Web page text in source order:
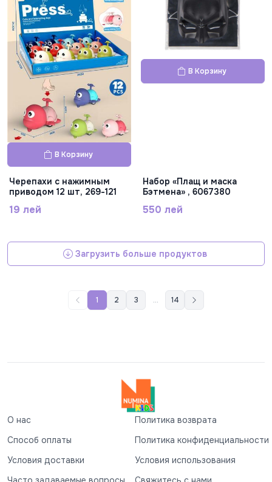
В Корзину
Черепахи с нажимным
приводом 12 шт, 269-121
19 лей
В Корзину
Набор «Плащ и маска
Бэтмена» , 6067380
550 лей
Загрузить больше продуктов
1 2 3 ... 14
О нас
Политика возврата
Способ оплаты
Политика конфиденциальности
Условия доставки
Условия использования